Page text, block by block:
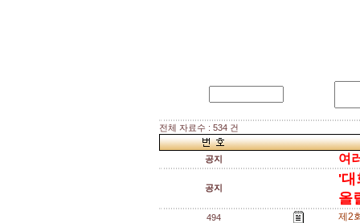
전체 자료수 : 534 건
공지 여
공지
'대
올
494 제2